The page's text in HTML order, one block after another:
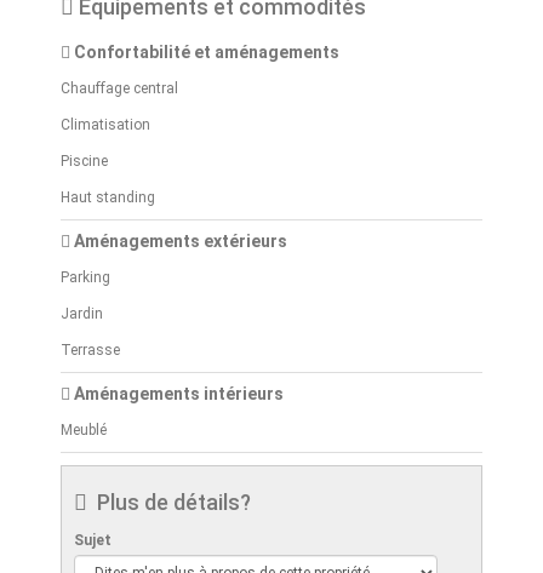
Équipements et commodités
Confortabilité et aménagements
Chauffage central
Climatisation
Piscine
Haut standing
Aménagements extérieurs
Parking
Jardin
Terrasse
Aménagements intérieurs
Meublé
Plus de détails?
Sujet